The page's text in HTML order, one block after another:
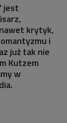
jest
krytyk,
i
już tak nie
Kutzem
w